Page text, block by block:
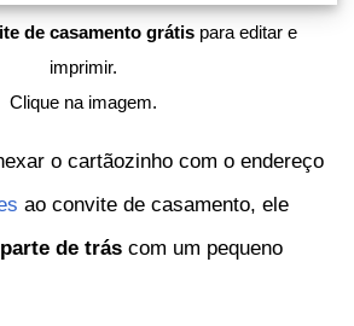
de casamento grátispara editar e
imprimir.
Clique na imagem.
o cartãozinho com o endereço
ao convite de casamento, ele
de tráscom um pequeno